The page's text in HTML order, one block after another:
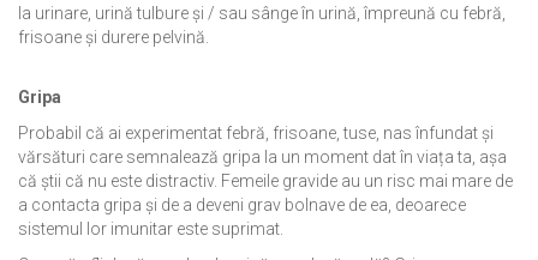
la urinare, urină tulbure și / sau sânge în urină, împreună cu febră,
frisoane și durere pelvină.
Gripa
Probabil că ai experimentat febră, frisoane, tuse, nas înfundat și
vărsături care semnalează gripa la un moment dat în viața ta, așa
că știi că nu este distractiv. Femeile gravide au un risc mai mare de
a contacta gripa și de a deveni grav bolnave de ea, deoarece
sistemul lor imunitar este suprimat.